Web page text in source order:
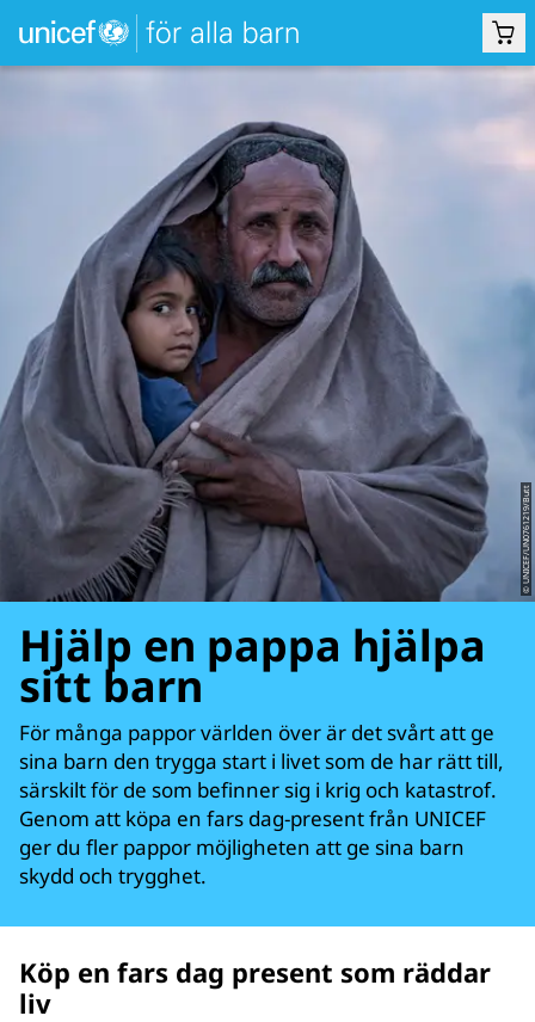
Hjälp en pappa hjälpa
sitt barn
För många pappor världen över är det svårt att ge
sina barn den trygga start i livet som de har rätt till,
särskilt för de som befinner sig i krig och katastrof.
Genom att köpa en fars dag-present från UNICEF
ger du fler pappor möjligheten att ge sina barn
skydd och trygghet.
© UNICEF/UN0761219/Butt
Köp en fars dag present som räddar
liv